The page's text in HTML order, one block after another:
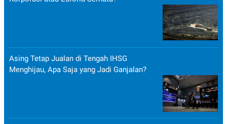
Asing Tetap Jualan di Tengah IHSG
Menghijau, Apa Saja yang Jadi Ganjalan?